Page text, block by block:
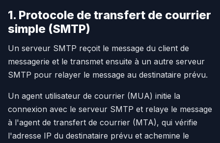
1. Protocole de transfert de courrier
simple (SMTP)
Un serveur SMTP reçoit le message du client de
messagerie et le transmet ensuite à un autre serveur
SMTP pour relayer le message au destinataire prévu.
Un agent utilisateur de courrier (MUA) initie la
connexion avec le serveur SMTP et relaye le message
à l'agent de transfert de courrier (MTA), qui vérifie
l'adresse IP du destinataire prévu et achemine le